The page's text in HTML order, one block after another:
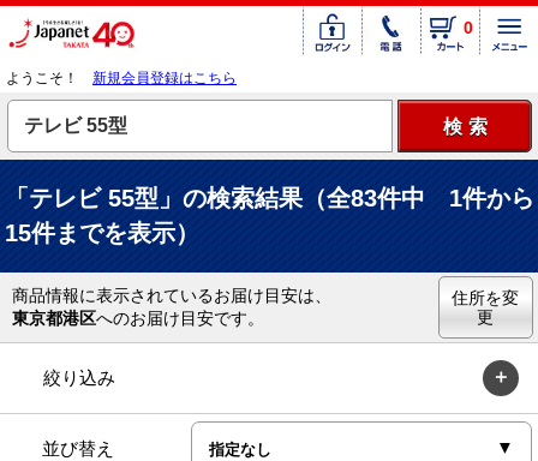
0
ようこそ！ 新規会員登録はこちら
「テレビ 55型」の検索結果（全83件中 1件から
15件までを表示）
商品情報に表示されているお届け目安は、
東京都港区へのお届け目安です。
住所を変
更
絞り込み
並び替え